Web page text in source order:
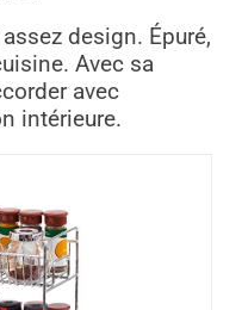
design. Épuré,
Avec sa
avec
intérieure.